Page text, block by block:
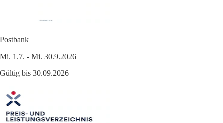
Postbank
Mi. 1.7. - Mi. 30.9.2026
Gültig bis 30.09.2026